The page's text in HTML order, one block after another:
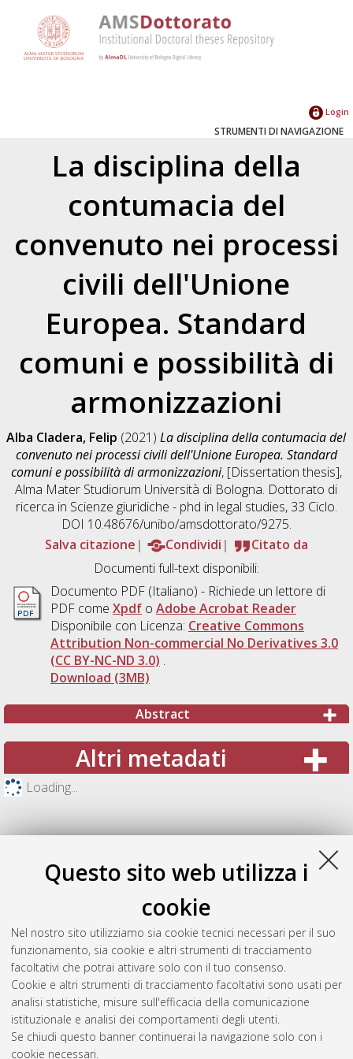
Questo sito web utilizza i
cookie
Nel nostro sito utilizziamo sia cookie tecnici necessari per il suo
funzionamento, sia cookie e altri strumenti di tracciamento
facoltativi che potrai attivare solo con il tuo consenso.
Cookie e altri strumenti di tracciamento facoltativi sono usati per
analisi statistiche, misure sull'efficacia della comunicazione
istituzionale e analisi dei comportamenti degli utenti.
Se chiudi questo banner continuerai la navigazione solo con i
cookie necessari.
Login
STRUMENTI DI NAVIGAZIONE
La disciplina della
contumacia del
convenuto nei processi
civili dell'Unione
Europea. Standard
comuni e possibilità di
armonizzazioni
Alba Cladera, Felip (2021)La disciplina della contumacia del
convenuto nei processi civili dell'Unione Europea. Standard
comuni e possibilità di armonizzazioni, [Dissertation thesis],
Alma Mater Studiorum Università di Bologna. Dottorato di
ricerca in Scienze giuridiche - phd in legal studies, 33 Ciclo.
DOI 10.48676/unibo/amsdottorato/9275.
Salva citazione
Condividi
Citato da
Documenti full-text disponibili:
Documento PDF(Italiano) - Richiede un lettore di
PDF come Xpdfo Adobe Acrobat Reader
Disponibile con Licenza: Creative Commons
Attribution Non-commercial No Derivatives 3.0
(CC BY-NC-ND 3.0) .
Download (3MB)
Abstract
Altri metadati
Loading...
Gestione del documento: